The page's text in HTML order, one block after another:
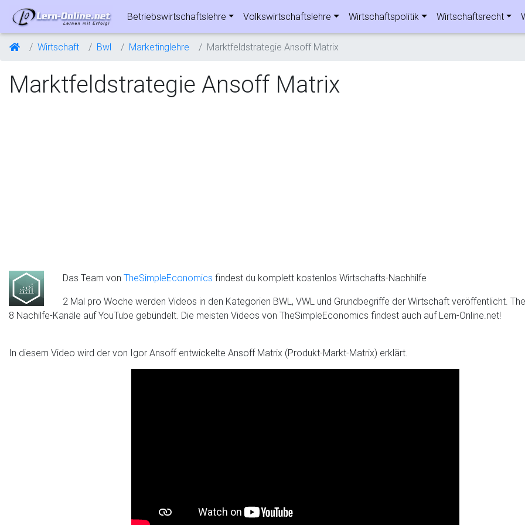
Betriebswirtschaftslehre Volkswirtschaftslehre Wirtschaftspolitik Wirtschaftsrecht
Wirtschaft Bwl Marketinglehre Marktfeldstrategie Ansoff Matrix
Marktfeldstrategie Ansoff Matrix
Das Team von TheSimpleEconomics findest du komplett kostenlos Wirtschafts-Nachhilfe
2 Mal pro Woche werden Videos in den Kategorien BWL, VWL und Grundbegriffe der Wirtschaft veröffentlicht.
8 Nachilfe-Kanäle auf YouTube gebündelt. Die meisten Videos von TheSimpleEconomics findest auch auf Lern-Online.net!
In diesem Video wird der von Igor Ansoff entwickelte Ansoff Matrix (Produkt-Markt-Matrix) erklärt.